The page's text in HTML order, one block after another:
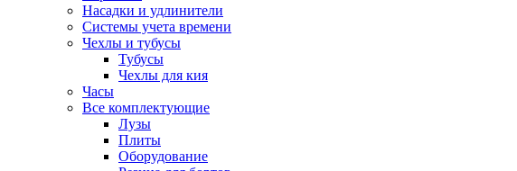
Насадки и удлинители
Системы учета времени
Чехлы и тубусы
Тубусы
Чехлы для кия
Часы
Все комплектующие
Лузы
Плиты
Оборудование